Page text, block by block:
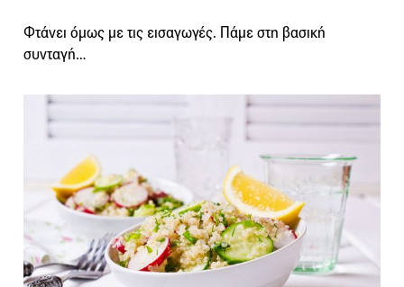
Φτάνει όμως με τις εισαγωγές. Πάμε στη βασική
συνταγή…